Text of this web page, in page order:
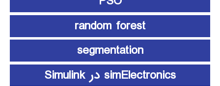
random forest
segmentation
simElectronics در Simulink